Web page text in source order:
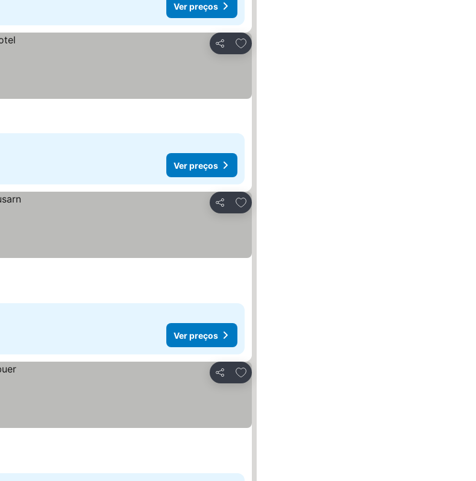
Ver preços
Partilhar
Adicionar aos favoritos
Ver preços
Partilhar
Adicionar aos favoritos
Ver preços
Partilhar
Adicionar aos favoritos